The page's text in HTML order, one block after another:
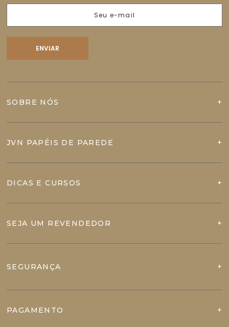
SOBRE NÓS
JVN PAPÉIS DE PAREDE
DICAS E CURSOS
SEJA UM REVENDEDOR
SEGURANÇA
PAGAMENTO